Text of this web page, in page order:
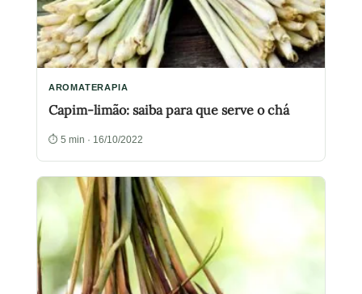
AROMATERAPIA
Capim-limão: saiba para que serve o chá
⏱ 5 min · 16/10/2022